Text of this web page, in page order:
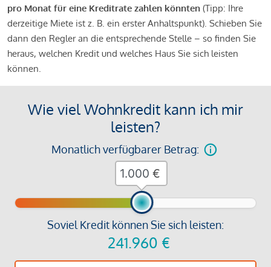
pro Monat für eine Kreditrate zahlen könnten (Tipp: Ihre
derzeitige Miete ist z. B. ein erster Anhaltspunkt). Schieben Sie
dann den Regler an die entsprechende Stelle – so finden Sie
heraus, welchen Kredit und welches Haus Sie sich leisten
können.
Wie viel Wohnkredit kann ich mir
leisten?
Monatlich verfügbarer Betrag:
Soviel Kredit können Sie sich leisten:
241.960 €
€